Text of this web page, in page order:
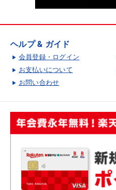
ヘルプ & ガイド
会員登録・ログイン
お支払いについて
お問い合わせ